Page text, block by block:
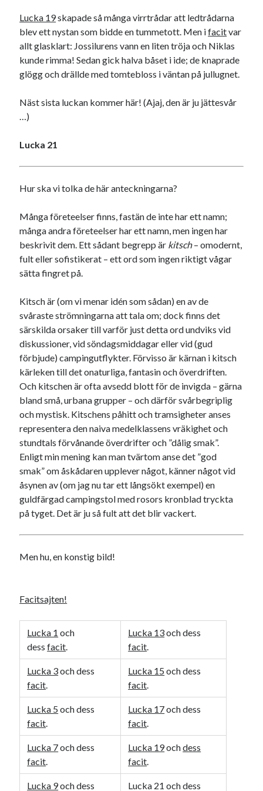
16 17 18 19 20 21 22
23 24 25 26 27 28 29
30 31
« nov jan »
Sök
Kategorier
Kategorier
Etiketter
barnen basket bil corona
England fest film fotboll
historia hotell jobb
Julkalenderfacit Julkalendern
julkalendern 2021 Julkalendern 2024 konst
Lund minne
minnen mode museum musik
nostalgi ord radio recept
reklam resa sekrutt skola
sommar språk språkpolis
USA
Fantastiskt välformulerad moderecensent
Onödiga citattecken
Dessa har något helt annat gemensamt
En amerikansk språkpolis
Fula biblioteksböcker
Egna länkar
Bokstävlar & AI – mitt levebröd. Gå en kurs!
Lucka 19skapade så många virrtrådar att ledtrådarna
blev ett nystan som bidde en tummetott. Men ifacitvar
allt glasklart: Jossilurens vann en liten tröja och Niklas
kunde rimma! Sedan gick halva båset i ide; de knaprade
glögg och drällde med tomtebloss i väntan på jullugnet.
Näst sista luckan kommer här! (Ajaj, den är ju jättesvår
…)
Lucka 21
Hur ska vi tolka de här anteckningarna?
Många företeelser finns, fastän de inte har ett namn;
många andra företeelser har ett namn, men ingen har
beskrivit dem. Ett sådant begrepp är kitsch– omodernt,
fult eller sofistikerat – ett ord som ingen riktigt vågar
sätta fingret på.
Kitsch är (om vi menar idén som sådan) en av de
svåraste strömningarna att tala om; dock finns det
särskilda orsaker till varför just detta ord undviks vid
diskussioner, vid söndagsmiddagar eller vid (gud
förbjude) campingutflykter. Förvisso är kärnan i kitsch
kärleken till det onaturliga, fantasin och överdriften.
Och kitschen är ofta av­sedd blott för de in­vigda – gärna
bland små, urbana grupper – och där­för svår­begriplig
och mystisk. Kitschens påhitt och tramsigheter anses
representera den naiva medelklassens vräkighet och
stundtals förvånande överdrifter och ”dålig smak”.
Enligt min mening kan man tvärtom anse det ”god
smak” om åskådaren upplever något, känner något vid
åsynen av (om jag nu tar ett långsökt exempel) en
guldfärgad campingstol med rosors kronblad tryckta
på tyget. Det är ju så fult att det blir vackert.
Men hu, en konstig bild!
Facitsajten!
Lucka 1 och
dessfacit.
Lucka 13och dess
facit.
Lucka 3och dess
facit.
Lucka 15 och dess
facit.
Lucka 5 och dess
facit.
Lucka 17och dess
facit.
Lucka 7och dess
facit.
Lucka 19ochdess
facit.
Lucka 9och dess
Lucka 21 och dess